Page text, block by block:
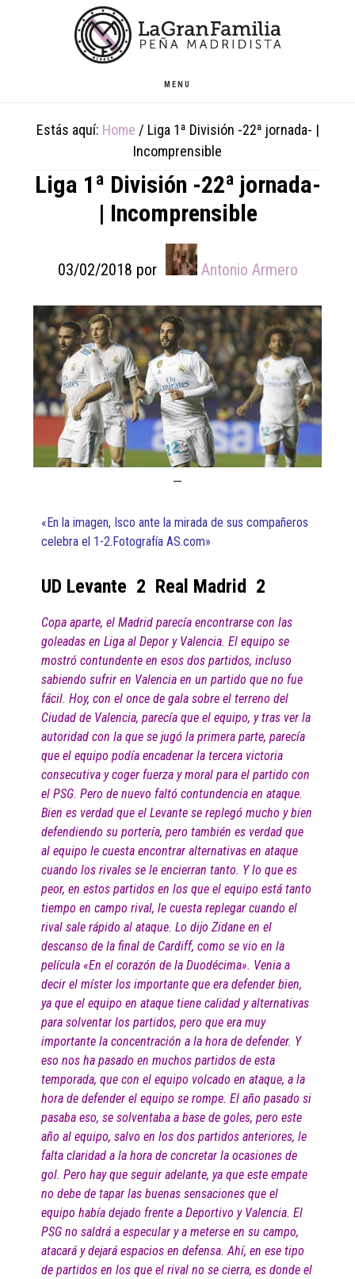
MENU
Estás aquí: Home / Liga 1ª División -22ª jornada- |
Incomprensible
Liga 1ª División -22ª jornada-
| Incomprensible
03/02/2018 por Antonio Armero
«En la imagen, Isco ante la mirada de sus compañeros
celebra el 1-2.Fotografía AS.com»
UD Levante 2 Real Madrid 2
Copa aparte, el Madrid parecía encontrarse con las
goleadas en Liga al Depor y Valencia. El equipo se
mostró contundente en esos dos partidos, incluso
sabiendo sufrir en Valencia en un partido que no fue
fácil. Hoy, con el once de gala sobre el terreno del
Ciudad de Valencia, parecía que el equipo, y tras ver la
autoridad con la que se jugó la primera parte, parecía
que el equipo podía encadenar la tercera victoria
consecutiva y coger fuerza y moral para el partido con
el PSG. Pero de nuevo faltó contundencia en ataque.
Bien es verdad que el Levante se replegó mucho y bien
defendiendo su portería, pero también es verdad que
al equipo le cuesta encontrar alternativas en ataque
cuando los rivales se le encierran tanto. Y lo que es
peor, en estos partidos en los que el equipo está tanto
tiempo en campo rival, le cuesta replegar cuando el
rival sale rápido al ataque. Lo dijo Zidane en el
descanso de la final de Cardiff, como se vio en la
película «En el corazón de la Duodécima». Venia a
decir el míster los importante que era defender bien,
ya que el equipo en ataque tiene calidad y alternativas
para solventar los partidos, pero que era muy
importante la concentración a la hora de defender. Y
eso nos ha pasado en muchos partidos de esta
temporada, que con el equipo volcado en ataque, a la
hora de defender el equipo se rompe. El año pasado si
pasaba eso, se solventaba a base de goles, pero este
año al equipo, salvo en los dos partidos anteriores, le
falta claridad a la hora de concretar la ocasiones de
gol. Pero hay que seguir adelante, ya que este empate
no debe de tapar las buenas sensaciones que el
equipo había dejado frente a Deportivo y Valencia. El
PSG no saldrá a especular y a meterse en su campo,
atacará y dejará espacios en defensa. Ahí, en ese tipo
de partidos en los que el rival no se cierra, es donde el